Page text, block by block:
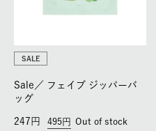
SALE
Sale／ フェイブ ジッパーバ
ッグ
495
247 Out of stock